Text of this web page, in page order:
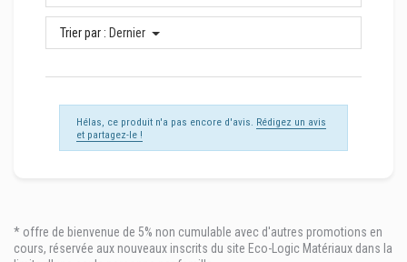
Trier par : Dernier
Hélas, ce produit n'a pas encore d'avis. Rédigez un avis
et partagez-le !
* offre de bienvenue de 5% non cumulable avec d'autres promotions en
cours, réservée aux nouveaux inscrits du site Eco-Logic Matériaux dans la